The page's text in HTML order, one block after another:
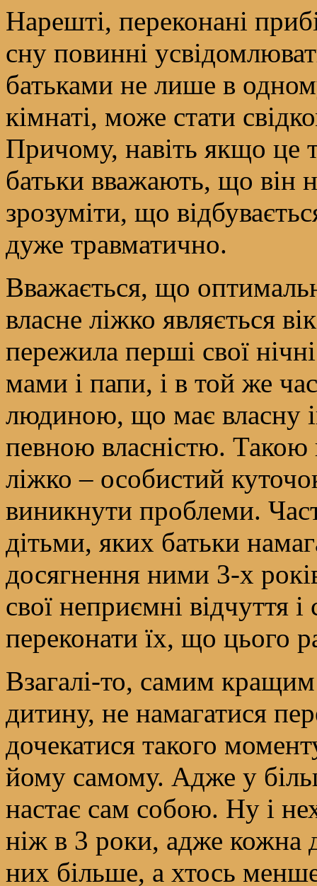
Нарешті, переконані
сну повинні
батьками не лише в
кімнаті, може стати
Причому, навіть якщо це
батьки вважають, що він
зрозуміти, що
дуже травматично.
Вважається, що
власне ліжко являється
пережила перші свої
мами і папи, і в той же
людиною, що має власну
певною власністю. Такою
ліжко – особистий
виникнути проблеми.
дітьми, яких батьки
досягнення ними 3-х
свої неприємні відчуття
переконати їх, що цього
Взагалі-то, самим
дитину, не намагатися
дочекатися такого
йому самому. Адже у
настає сам собою. Ну і
ніж в 3 роки, адже кожна
них більше, а хтось